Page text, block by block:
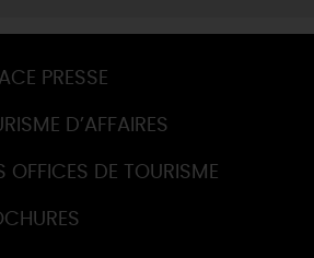
PRESSE
D’AFFAIRES
OFFICES DE TOURISME